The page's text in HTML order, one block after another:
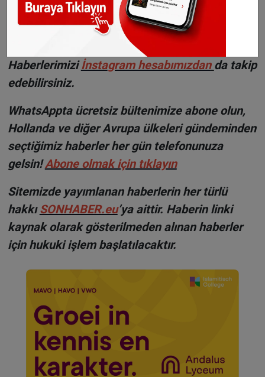
©Sonhaber.eu
Haberlerimiziİnstagram hesabımızdan da takip
edebilirsiniz.
WhatsAppta ücretsiz bültenimize abone olun,
Hollanda ve diğer Avrupa ülkeleri gündeminden
seçtiğimiz haberler her gün telefonunuza
gelsin!Abone olmak için tıklayın
Sitemizde yayımlanan haberlerin her türlü
hakkıSONHABER.eu’ya aittir. Haberin linki
kaynak olarak gösterilmeden alınan haberler
için hukuki işlem başlatılacaktır.